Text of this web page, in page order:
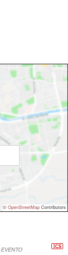
© OpenStreetMap Contributors